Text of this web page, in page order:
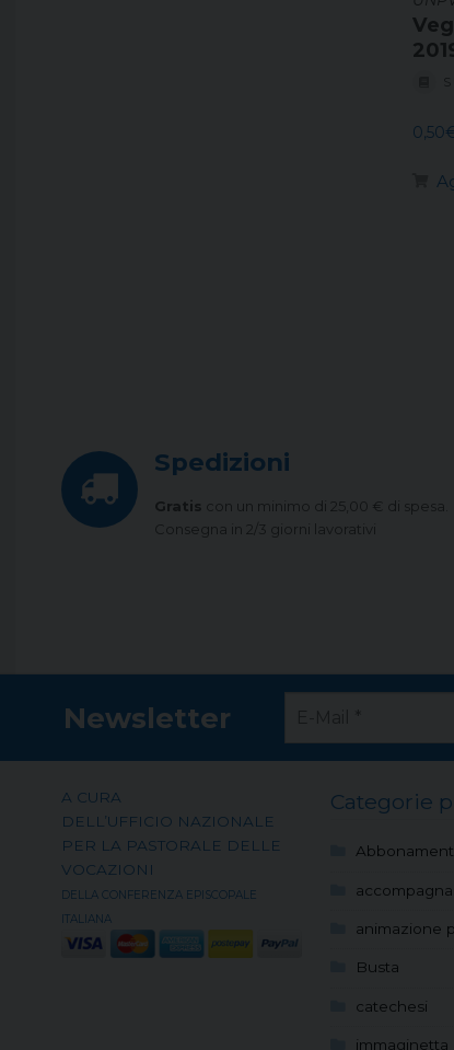
0,50
Spedizioni
Gratis con un minimo di 25,00 € di spesa.
Consegna in 2/3 giorni lavorativi
Newsletter
A CURA
DELL’UFFICIO NAZIONALE
PER LA PASTORALE DELLE
VOCAZIONI
DELLA CONFERENZA EPISCOPALE
ITALIANA
Categorie
animazione
Busta
catechesi
immaginetta